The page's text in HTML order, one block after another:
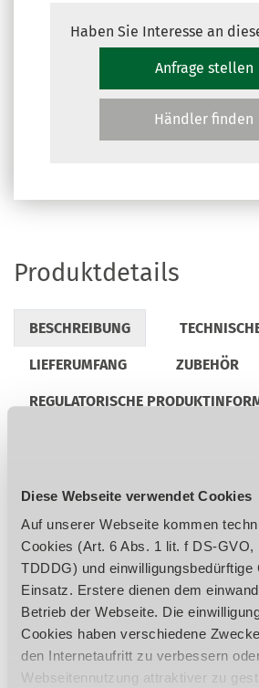
Diese Webseite verwendet Cookies
Auf unserer Webseite kommen
Cookies (Art. 6 Abs. 1 lit. f DS-GVO,
TDDDG) und einwilligungsbedürftige
Einsatz. Erstere dienen dem
Betrieb der Webseite. Die
Cookies haben verschiedene
den Internetaufritt zu verbessern
Webseitennutzung attraktiver zu
Haben Sie Interesse an
Anfrage stellen
Händler finden
Produktdetails
BESCHREIBUNG
LIEFERUMFANG ZUBEHÖR
REGULATORISCHE
Spanabnahme beim
Dickenhobeln
Automatischer
Geradverzahnte
gummibeschichtete
einen gleichmäßigen
Beschädigungen am
Leicht verstellbarer
Abrichtanschlag, neigbar